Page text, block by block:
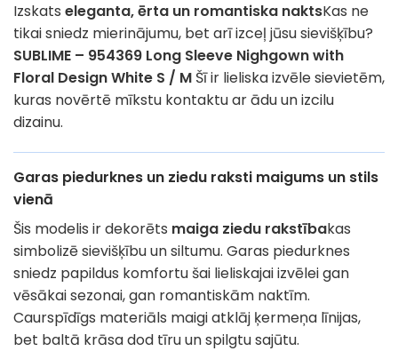
Izskats eleganta, ērta un romantiska naktsKas ne
tikai sniedz mierinājumu, bet arī izceļ jūsu sievišķību?
SUBLIME – 954369 Long Sleeve Nighgown with
Floral Design White S / M Šī ir lieliska izvēle sievietēm,
kuras novērtē mīkstu kontaktu ar ādu un izcilu
dizainu.
Garas piedurknes un ziedu raksti maigums un stils
vienā
Šis modelis ir dekorēts maiga ziedu rakstībakas
simbolizē sievišķību un siltumu. Garas piedurknes
sniedz papildus komfortu šai lieliskajai izvēlei gan
vēsākai sezonai, gan romantiskām naktīm.
Caurspīdīgs materiāls maigi atklāj ķermeņa līnijas,
bet baltā krāsa dod tīru un spilgtu sajūtu.